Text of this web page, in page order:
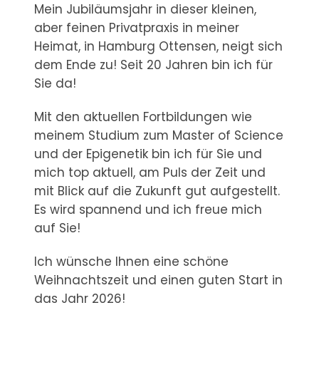
Mein Jubiläumsjahr in dieser kleinen,
aber feinen Privatpraxis in meiner
Heimat, in Hamburg Ottensen, neigt sich
dem Ende zu! Seit 20 Jahren bin ich für
Sie da!
Mit den aktuellen Fortbildungen wie
meinem Studium zum Master of Science
und der Epigenetik bin ich für Sie und
mich top aktuell, am Puls der Zeit und
mit Blick auf die Zukunft gut aufgestellt.
Es wird spannend und ich freue mich
auf Sie!
Ich wünsche Ihnen eine schöne
Weihnachtszeit und einen guten Start in
das Jahr 2026!